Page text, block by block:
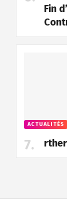
Fin
ACTUALITÉS